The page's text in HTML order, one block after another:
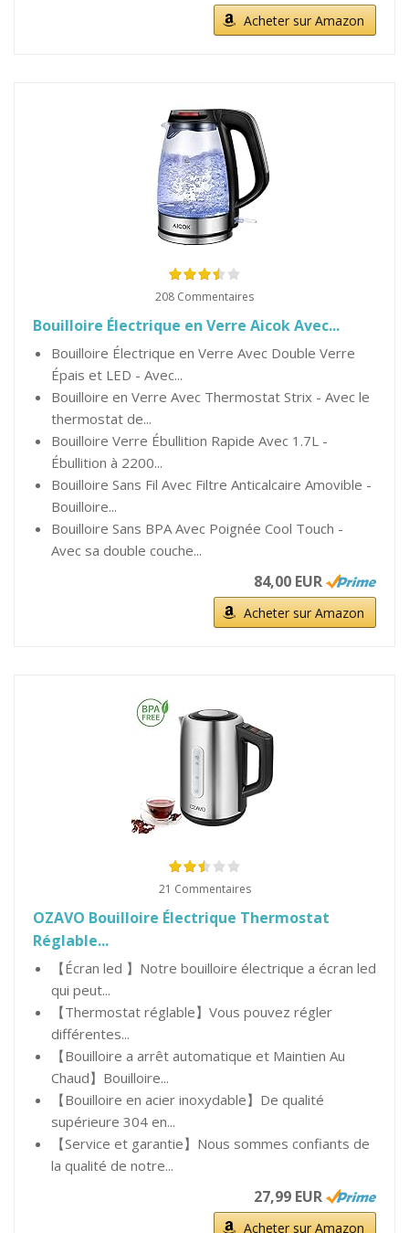
Acheter sur Amazon
208 Commentaires
Bouilloire Électrique en Verre Aicok Avec...
Bouilloire Électrique en Verre Avec Double Verre
Épais et LED - Avec...
Bouilloire en Verre Avec Thermostat Strix - Avec le
thermostat de...
Bouilloire Verre Ébullition Rapide Avec 1.7L -
Ébullition à 2200...
Bouilloire Sans Fil Avec Filtre Anticalcaire Amovible -
Bouilloire...
Bouilloire Sans BPA Avec Poignée Cool Touch -
Avec sa double couche...
84,00 EUR
Acheter sur Amazon
21 Commentaires
OZAVO Bouilloire Électrique Thermostat
Réglable...
【Écran led 】Notre bouilloire électrique a écran led
qui peut...
【Thermostat réglable】Vous pouvez régler
différentes...
【Bouilloire a arrêt automatique et Maintien Au
Chaud】Bouilloire...
【Bouilloire en acier inoxydable】De qualité
supérieure 304 en...
【Service et garantie】Nous sommes confiants de
la qualité de notre...
27,99 EUR
Acheter sur Amazon